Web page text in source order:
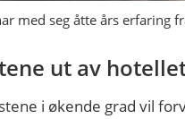
med seg åtte års erfaring
ut av
i økende grad vil